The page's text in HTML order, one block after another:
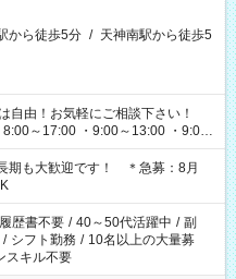
から徒歩5分 / 天神南駅から徒歩5
自由！お気軽にご相談下さい！
～17:00 ・9:00～13:00 ・9:00
～18:00 ・15:00～20:00 ・
など（他時間多数あり！）
期も大歓迎です！ ＊急募：8月
履歴書不要 / 40～50代活躍中 / 副
/ シフト勤務 / 10名以上の大量募
スキル不要